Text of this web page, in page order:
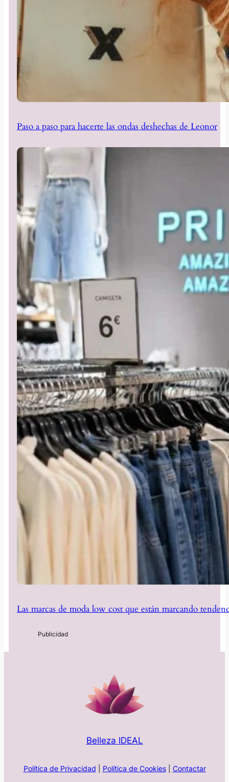
Paso a paso para hacerte las ondas deshechas de Leonor
Las marcas de moda low cost que están marcando
Belleza IDEAL
Política de Privacidad Política de Cookies| Contactar